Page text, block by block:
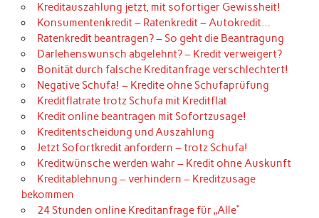
Kreditauszahlung jetzt, mit sofortiger Gewissheit!
Konsumentenkredit – Ratenkredit – Autokredit…
Ratenkredit beantragen? – So geht die Beantragung
Darlehenswunsch abgelehnt? – Kredit verweigert?
Bonität durch falsche Kreditanfrage verschlechtert!
Negative Schufa! – Kredite ohne Schufaprüfung
Kreditflatrate trotz Schufa mit Kreditflat
Kredit online beantragen mit Sofortzusage!
Kreditentscheidung und Auszahlung
Jetzt Sofortkredit anfordern – trotz Schufa!
Kreditwünsche werden wahr – Kredit ohne Auskunft
Kreditablehnung – verhindern – Kreditzusage
bekommen
24 Stunden online Kreditanfrage für „Alle“